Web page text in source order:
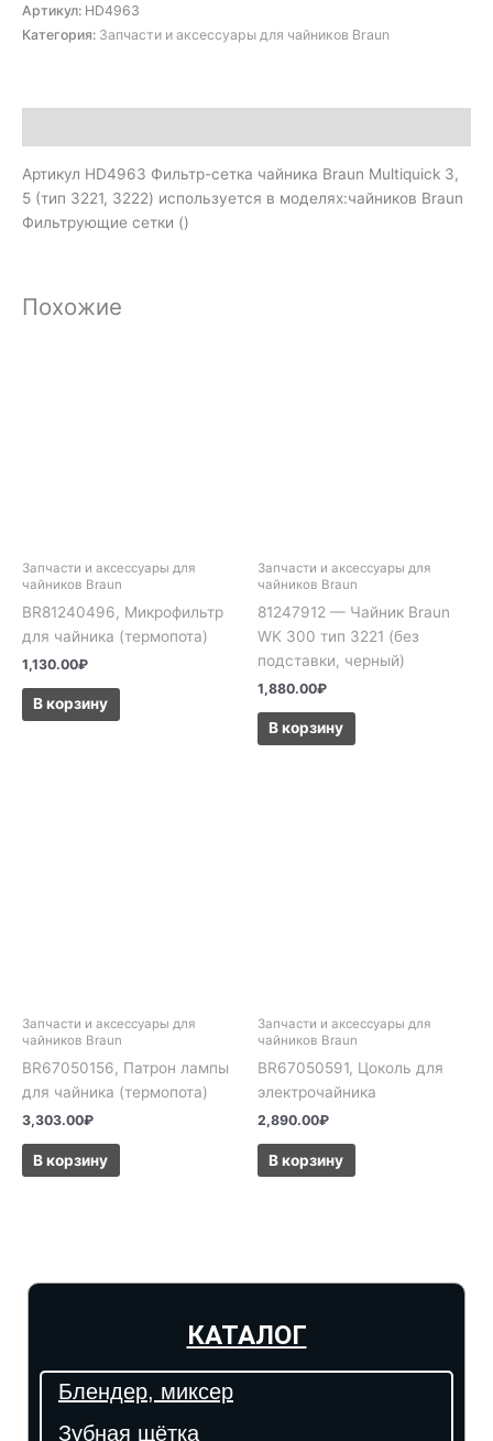
Артикул: HD4963
Категория: Запчасти и аксессуары для чайников Braun
Артикул HD4963 Фильтр-сетка чайника Braun Multiquick 3,
5 (тип 3221, 3222) используется в моделях:чайников Braun
Фильтрующие сетки ()
Похожие
Запчасти и аксессуары для
чайников Braun
BR81240496, Микрофильтр
для чайника (термопота)
1,130.00₽
В корзину
Запчасти и аксессуары для
чайников Braun
81247912 — Чайник Braun
WK 300 тип 3221 (без
подставки, черный)
1,880.00₽
В корзину
Запчасти и аксессуары для
чайников Braun
BR67050156, Патрон лампы
для чайника (термопота)
3,303.00₽
В корзину
Запчасти и аксессуары для
чайников Braun
BR67050591, Цоколь для
электрочайника
2,890.00₽
В корзину
КАТАЛОГ
Блендер, миксер
Зубная щётка